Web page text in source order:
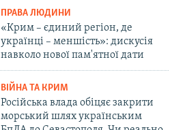
ПРАВА ЛЮДИНИ
«Крим – єдиний регіон, де
українці – меншість»: дискусія
навколо нової пам'ятної дати
ВІЙНА ТА КРИМ
Російська влада обіцяє закрити
морський шлях українським